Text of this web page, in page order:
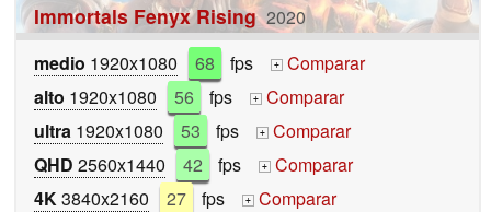
Immortals Fenyx Rising 2020
medio 1920x1080 68 fps +
Comparar
alto 1920x1080 56 fps +
Comparar
ultra 1920x1080 53 fps +
Comparar
QHD 2560x1440 42 fps +
Comparar
4K3840x2160 27 fps +
Comparar